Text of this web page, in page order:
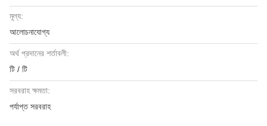
মূল্য:
আলোচনাযোগ্য
অর্থ প্রদানের শর্তাবলী:
টি / টি
সরবরাহ ক্ষমতা:
পর্যাপ্ত সরবরাহ